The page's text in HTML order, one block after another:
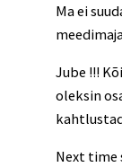
Ma ei
Jube !!!
oleksin
Next time